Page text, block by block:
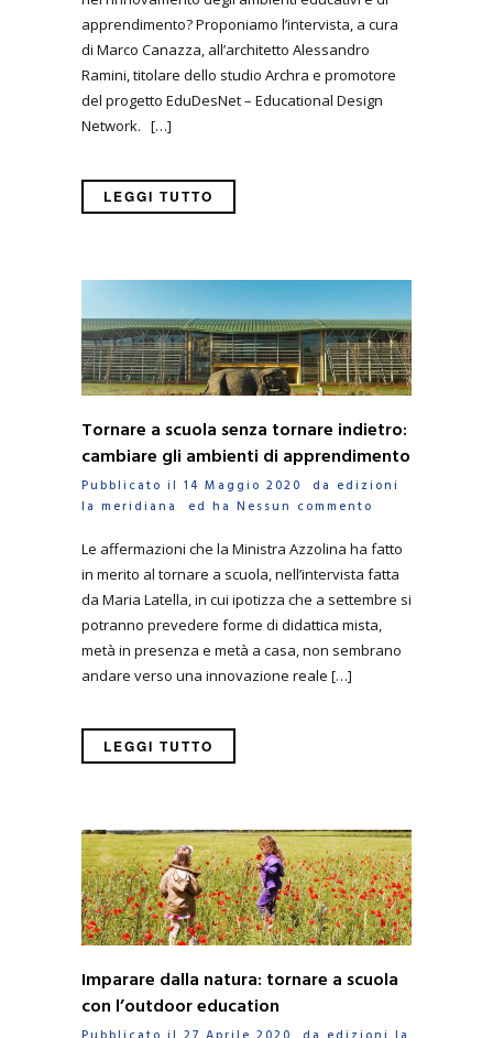
apprendimento? Proponiamo l’intervista, a cura
di Marco Canazza, all’architetto Alessandro
Ramini, titolare dello studio Archra e promotore
del progetto EduDesNet – Educational Design
Network. […]
LEGGI TUTTO
Tornare a scuola senza tornare indietro:
cambiare gli ambienti di apprendimento
Pubblicato il 14 Maggio 2020 da edizioni
la meridiana
ed ha Nessun commento
Le affermazioni che la Ministra Azzolina ha fatto
in merito al tornare a scuola, nell’intervista fatta
da Maria Latella, in cui ipotizza che a settembre si
potranno prevedere forme di didattica mista,
metà in presenza e metà a casa, non sembrano
andare verso una innovazione reale […]
LEGGI TUTTO
Imparare dalla natura: tornare a scuola
con l’outdoor education